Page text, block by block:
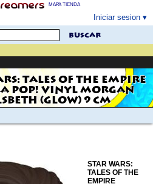
MAPA TIENDA
Iniciar sesion
buscar
TALES OF THE EMPIRE
POP! VINYL MORGAN
(GLOW) 9 CM
STAR WARS:
TALES OF THE
EMPIRE